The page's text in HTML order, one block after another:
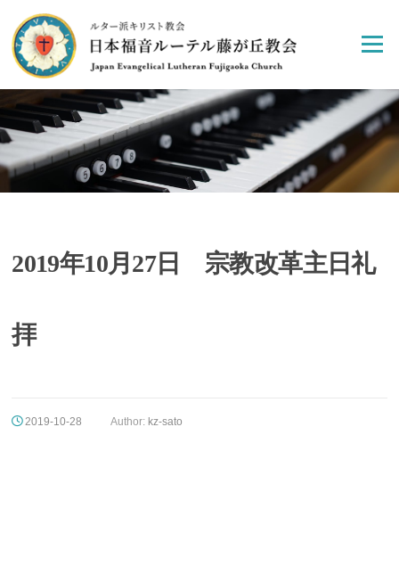
content
Menu
2019年10月27日 宗教改革主日礼
拝
2019-10-28 Author: kz-sato